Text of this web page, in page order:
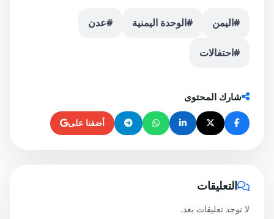
#اليمن #الوحدة اليمنية #عدن
#احتفالات
شارك المحتوى
أضفنا على
التعليقات
لا توجد تعليقات بعد.